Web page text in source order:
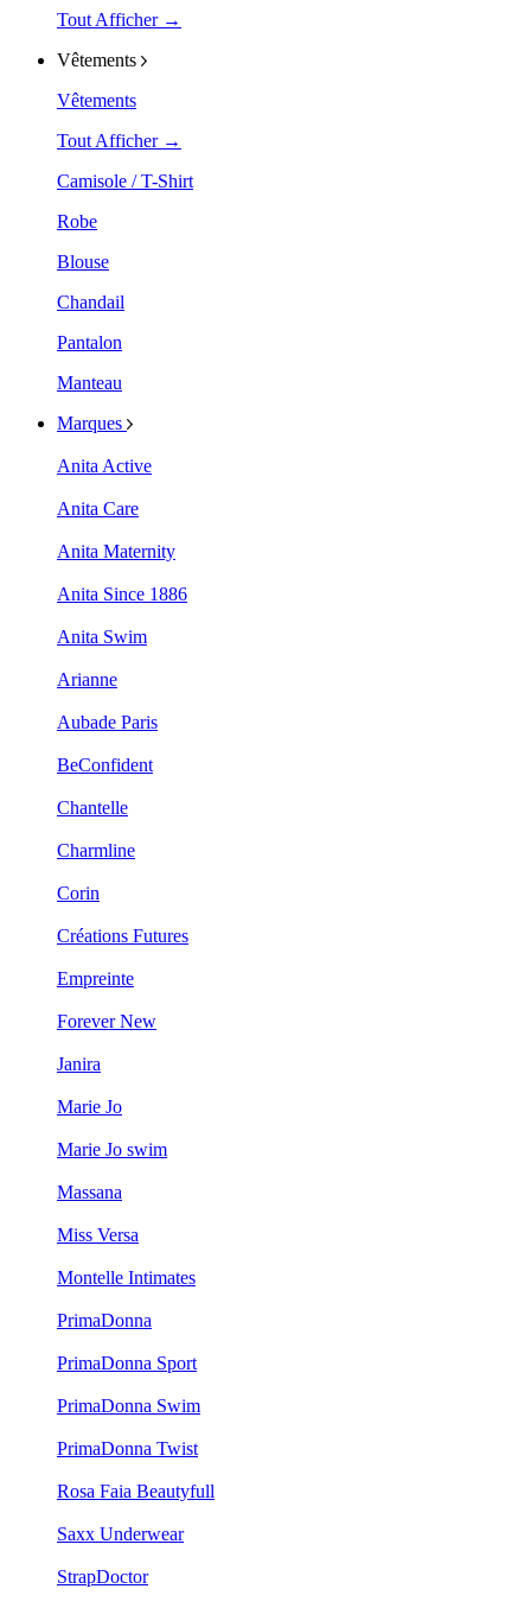
Tout Afficher →
Vêtements
Vêtements
Tout Afficher →
Camisole / T-Shirt
Robe
Blouse
Chandail
Pantalon
Manteau
Marques
Anita Active
Anita Care
Anita Maternity
Anita Since 1886
Anita Swim
Arianne
Aubade Paris
BeConfident
Chantelle
Charmline
Corin
Créations Futures
Empreinte
Forever New
Janira
Marie Jo
Marie Jo swim
Massana
Miss Versa
Montelle Intimates
PrimaDonna
PrimaDonna Sport
PrimaDonna Swim
PrimaDonna Twist
Rosa Faia Beautyfull
Saxx Underwear
StrapDoctor